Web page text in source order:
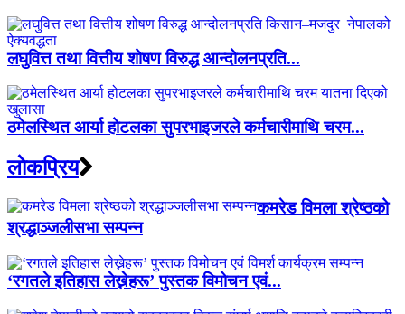
लघुवित्त तथा वित्तीय शोषण विरुद्ध आन्दोलनप्रति...
ठमेलस्थित आर्या होटलका सुपरभाइजरले कर्मचारीमाथि चरम...
लाेकप्रिय
कमरेड विमला श्रेष्ठको
श्रद्धाञ्जलीसभा सम्पन्न
‘रगतले इतिहास लेख्नेहरू’ पुस्तक विमोचन एवं...